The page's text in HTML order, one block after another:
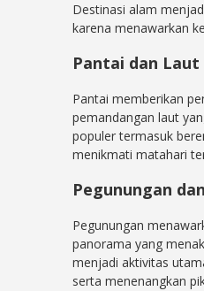
Destinasi alam
karena menawarkan
Pantai dan Laut
Pantai memberikan
pemandangan laut
populer termasuk
menikmati matahari
Pegunungan
Pegunungan
panorama yang
menjadi aktivitas
serta menenangkan